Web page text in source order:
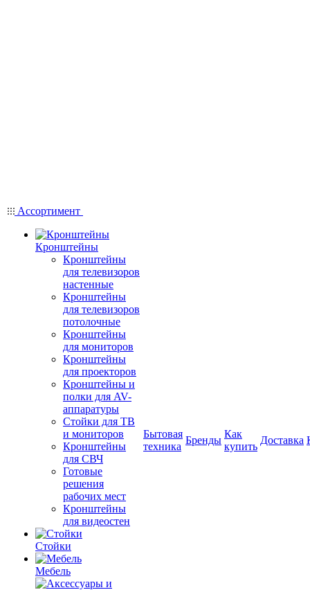
Ассортимент
Кронштейны
Кронштейны
для телевизоров
настенные
Кронштейны
для телевизоров
потолочные
Кронштейны
для мониторов
Кронштейны
для проекторов
Кронштейны и
полки для AV-
аппаратуры
Стойки для ТВ
и мониторов
Кронштейны
для СВЧ
Готовые
решения
рабочих мест
Кронштейны
для видеостен
Стойки
Мебель
Бытовая
техника
Бренды
Как
купить
Доставка